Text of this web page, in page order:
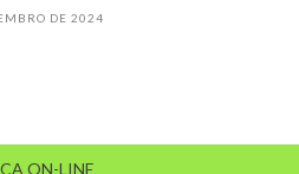
DE 2024
ON-LINE